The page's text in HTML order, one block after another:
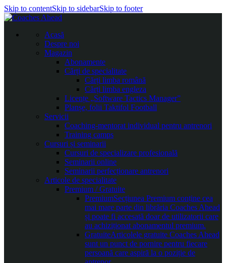
Skip to contentSkip to sidebarSkip to footer
Acasă
Despre noi
Magazin
Abonamente
Cărți de specialitate
Cărți limba română
Cărți limba engleza
Licențe „Software Tactics Manager”
Planșe, folii Taktifol Football
Servicii
Coaching-mentorat individual pentru antrenori
Training camps
Cursuri și seminarii
Cursuri de specializare profesională
Seminarii online
Seminarii perfecționare antrenori
Articole de specialitate
Premium / Gratuite
PremiumSecțiunea Premium conține cea
mai mare parte din librăria Coaches Ahead
și poate fi accesată doar de utilizatorii care
au achiziționat abonamentul premium.
GratuiteArticolele gratuite Coaches Ahead
sunt un punct de pornire pentru fiecare
persoană care aspiră la o poziție de